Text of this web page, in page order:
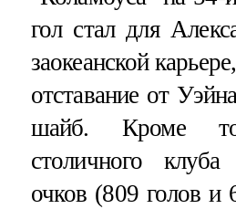
гол стал для
заокеанской
отставание от
шайб. Кроме
столичного
очков (809 голов и